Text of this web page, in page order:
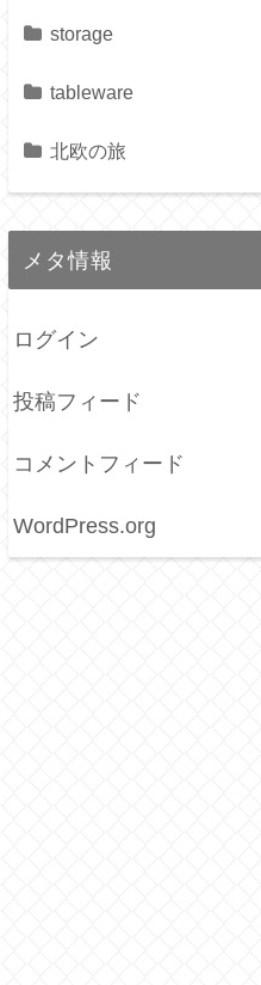
storage
tableware
北欧の旅
メタ情報
ログイン
投稿フィード
コメントフィード
WordPress.org